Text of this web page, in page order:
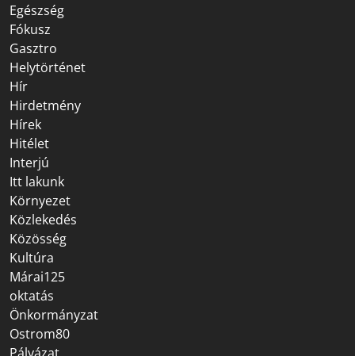
Egészség
Fókusz
Gasztro
Helytörténet
Hír
Hirdetmény
Hírek
Hitélet
Interjú
Itt lakunk
Környezet
Közlekedés
Közösség
Kultúra
Márai125
oktatás
Önkormányzat
Ostrom80